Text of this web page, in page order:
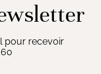
pour recevoir